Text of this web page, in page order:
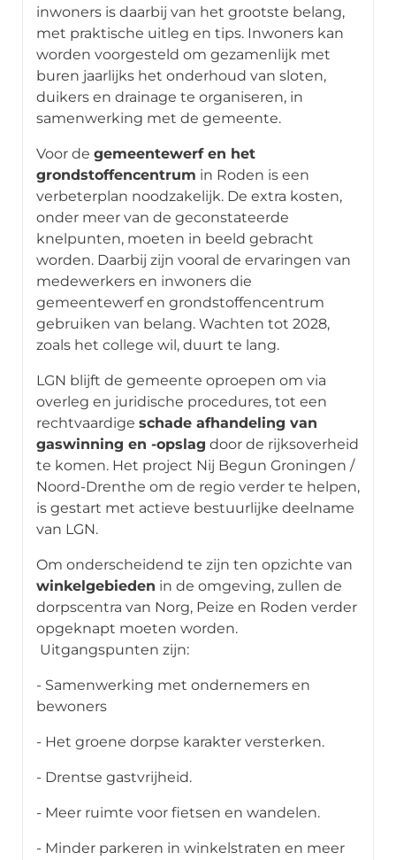
inwoners is daarbij van het grootste belang,
met praktische uitleg en tips. Inwoners kan
worden voorgesteld om gezamenlijk met
buren jaarlijks het onderhoud van sloten,
duikers en drainage te organiseren, in
samenwerking met de gemeente.
Voor de gemeentewerf en het
grondstoffencentrum in Roden is een
verbeterplan noodzakelijk. De extra kosten,
onder meer van de geconstateerde
knelpunten, moeten in beeld gebracht
worden. Daarbij zijn vooral de ervaringen van
medewerkers en inwoners die
gemeentewerf en grondstoffencentrum
gebruiken van belang. Wachten tot 2028,
zoals het college wil, duurt te lang.
LGN blijft de gemeente oproepen om via
overleg en juridische procedures, tot een
rechtvaardige schade afhandeling van
gaswinning en -opslag door de rijksoverheid
te komen. Het project Nij Begun Groningen /
Noord-Drenthe om de regio verder te helpen,
is gestart met actieve bestuurlijke deelname
van LGN.
Om onderscheidend te zijn ten opzichte van
winkelgebieden in de omgeving, zullen de
dorpscentra van Norg, Peize en Roden verder
opgeknapt moeten worden.
Uitgangspunten zijn:
- Samenwerking met ondernemers en
bewoners
- Het groene dorpse karakter versterken.
- Drentse gastvrijheid.
- Meer ruimte voor fietsen en wandelen.
- Minder parkeren in winkelstraten en meer